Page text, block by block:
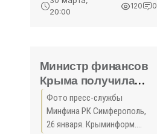
Боспорского царства
заповедник. Об этом
сегодня сообщила
20:00
120 0
Министр финансов
Крыма получила
награду от МЧС
России (ФОТО) -
«Туризм Крыма»
Фото пресс-службы
Минфина РК Симферополь,
26 января. Крыминформ.